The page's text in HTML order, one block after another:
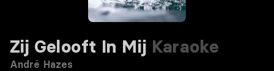
Zij Gelooft In Mij Karaoke
André Hazes